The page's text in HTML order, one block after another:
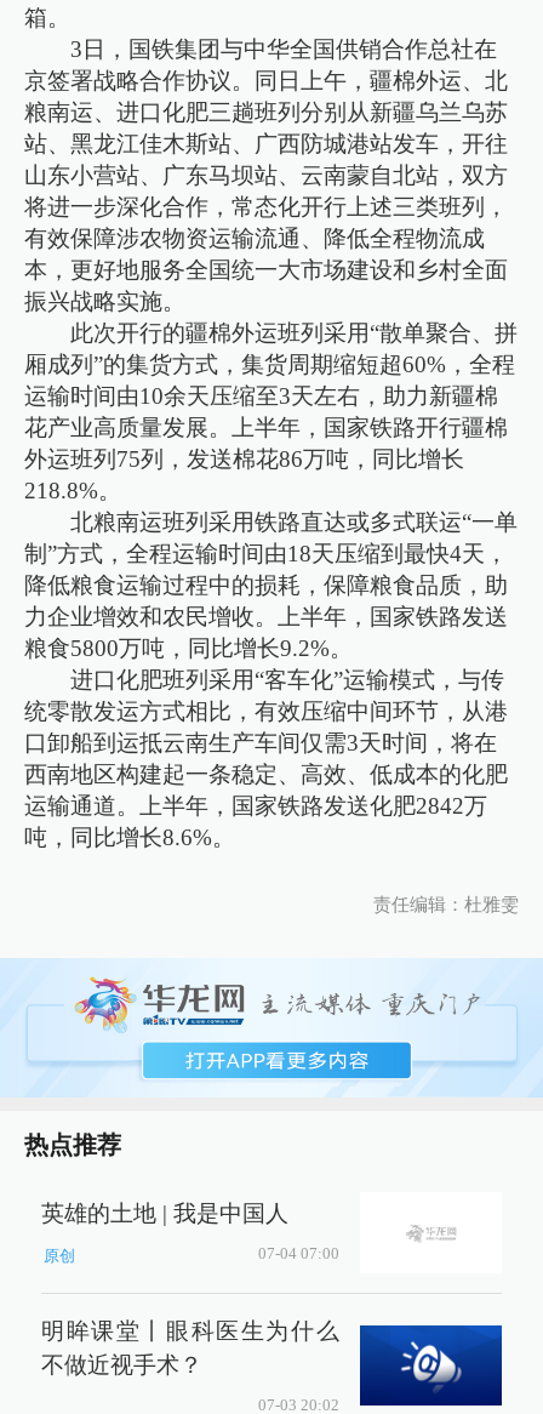
箱。
3日，国铁集团与中华全国供销合作总社在
京签署战略合作协议。同日上午，疆棉外运、北
粮南运、进口化肥三趟班列分别从新疆乌兰乌苏
站、黑龙江佳木斯站、广西防城港站发车，开往
山东小营站、广东马坝站、云南蒙自北站，双方
将进一步深化合作，常态化开行上述三类班列，
有效保障涉农物资运输流通、降低全程物流成
本，更好地服务全国统一大市场建设和乡村全面
振兴战略实施。
此次开行的疆棉外运班列采用“散单聚合、拼
厢成列”的集货方式，集货周期缩短超60%，全程
运输时间由10余天压缩至3天左右，助力新疆棉
花产业高质量发展。上半年，国家铁路开行疆棉
外运班列75列，发送棉花86万吨，同比增长
218.8%。
北粮南运班列采用铁路直达或多式联运“一单
制”方式，全程运输时间由18天压缩到最快4天，
降低粮食运输过程中的损耗，保障粮食品质，助
力企业增效和农民增收。上半年，国家铁路发送
粮食5800万吨，同比增长9.2%。
进口化肥班列采用“客车化”运输模式，与传
统零散发运方式相比，有效压缩中间环节，从港
口卸船到运抵云南生产车间仅需3天时间，将在
西南地区构建起一条稳定、高效、低成本的化肥
运输通道。上半年，国家铁路发送化肥2842万
吨，同比增长8.6%。
责任编辑：杜雅雯
热点推荐
英雄的土地 | 我是中国人
原创 07-04 07:00
明眸课堂丨眼科医生为什么
不做近视手术？
07-03 20:02